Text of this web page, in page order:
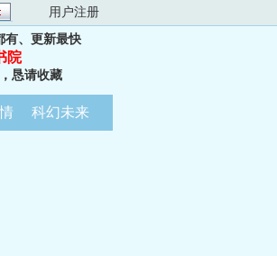
用户注册
有、更新最快
院
恳请收藏
科幻未来